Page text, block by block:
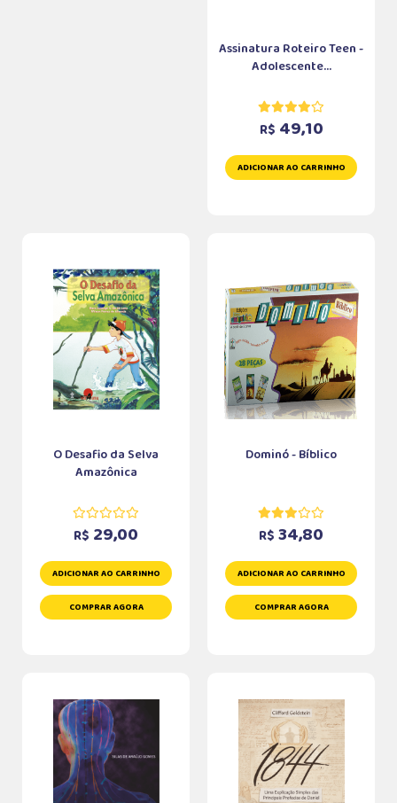
Assinatura Roteiro Teen -
Adolescente...
R$ 49,10
ADICIONAR AO CARRINHO
O Desafio da Selva
Amazônica
R$ 29,00
ADICIONAR AO CARRINHO
COMPRAR AGORA
Dominó - Bíblico
R$ 34,80
ADICIONAR AO CARRINHO
COMPRAR AGORA